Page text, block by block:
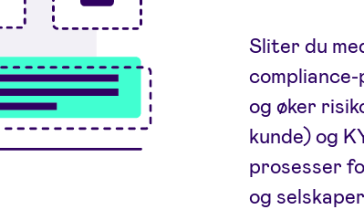
Sliter du
og øker
kunde) og
prosesser
og